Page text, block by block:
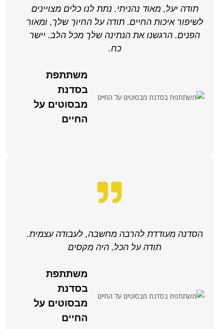
תודה יעל, מאוד נהניתי. נתת לנו כלים מצויינים
לשיפור איכות החיים. תודה על החיוך שלך, ומאור
הפנים. הרגשנו את הנתינה שלך מכל הלב. יישר
כח.
משתתפת
בסדנת
מבסוטים על
החיים
הסדנה מעודדת להרבה מחשבה, לעבודה עצמית.
תודה על הכל, היה מקסים
משתתפת
בסדנת
מבסוטים על
החיים